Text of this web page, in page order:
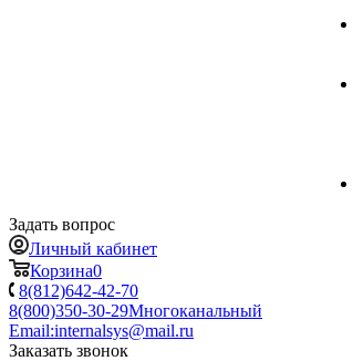
Задать вопрос
Личный кабинет
Корзина0
8(812)642-42-70
8(800)350-30-29Многоканальный
Email:internalsys@mail.ru
Заказать звонок